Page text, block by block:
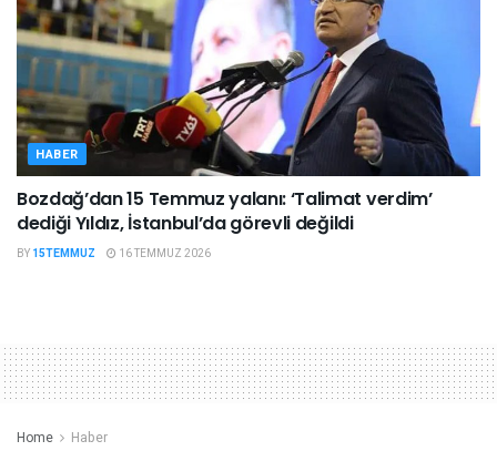
HABER
Bozdağ’dan 15 Temmuz yalanı: ‘Talimat verdim’
dediği Yıldız, İstanbul’da görevli değildi
BY 15TEMMUZ 16 TEMMUZ 2026
Home Haber